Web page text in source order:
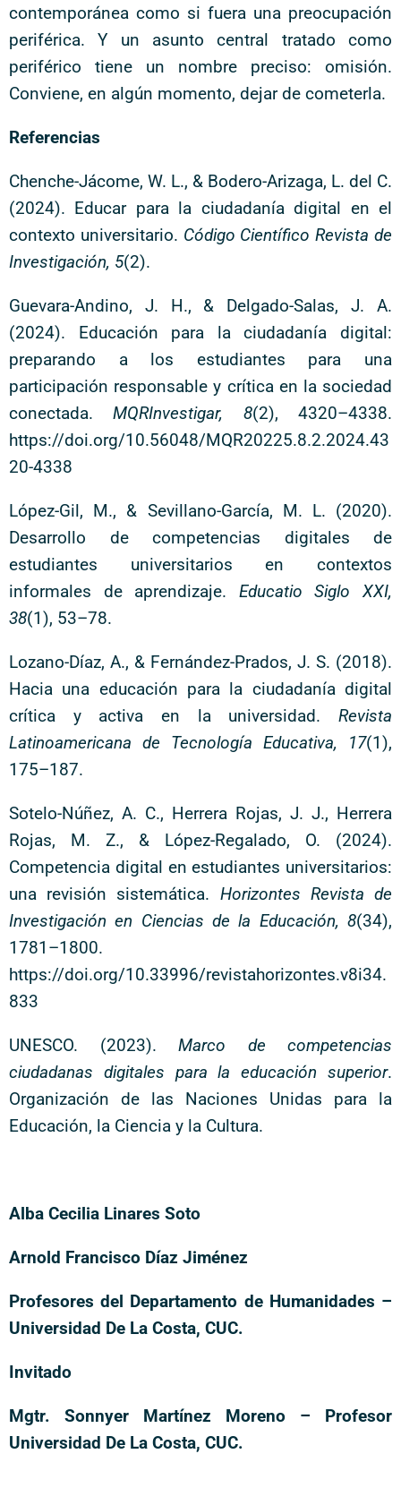
contemporánea como si fuera una preocupación
periférica. Y un asunto central tratado como
periférico tiene un nombre preciso: omisión.
Conviene, en algún momento, dejar de cometerla.
Referencias
Chenche-Jácome, W. L., & Bodero-Arizaga, L. del C.
(2024). Educar para la ciudadanía digital en el
contexto universitario. Código Científico Revista de
Investigación, 5(2).
Guevara-Andino, J. H., & Delgado-Salas, J. A.
(2024). Educación para la ciudadanía digital:
preparando a los estudiantes para una
participación responsable y crítica en la sociedad
conectada.MQRInvestigar, 8(2), 4320–4338.
https://doi.org/10.56048/MQR20225.8.2.2024.43
20-4338
López-Gil, M., & Sevillano-García, M. L. (2020).
Desarrollo de competencias digitales de
estudiantes universitarios en contextos
informales de aprendizaje. Educatio Siglo XXI,
38(1), 53–78.
Lozano-Díaz, A., & Fernández-Prados, J. S. (2018).
Hacia una educación para la ciudadanía digital
crítica y activa en la universidad. Revista
Latinoamericana de Tecnología Educativa, 17(1),
175–187.
Sotelo-Núñez, A. C., Herrera Rojas, J. J., Herrera
Rojas, M. Z., & López-Regalado, O. (2024).
Competencia digital en estudiantes universitarios:
una revisión sistemática. Horizontes Revista de
Investigación en Ciencias de la Educación, 8(34),
1781–1800.
https://doi.org/10.33996/revistahorizontes.v8i34.
833
UNESCO. (2023). Marco de competencias
ciudadanas digitales para la educación superior.
Organización de las Naciones Unidas para la
Educación, la Ciencia y la Cultura.
Alba Cecilia Linares Soto
Arnold Francisco Díaz Jiménez
Profesores del Departamento de Humanidades –
Universidad De La Costa, CUC.
Invitado
Mgtr. Sonnyer Martínez Moreno – Profesor
Universidad De La Costa, CUC.